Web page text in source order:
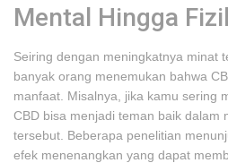
Mental Hingga
Seiring dengan meningkatnya minat
banyak orang menemukan bahwa
manfaat. Misalnya, jika kamu sering
CBD bisa menjadi teman baik dalam
tersebut. Beberapa penelitian
efek menenangkan yang dapat